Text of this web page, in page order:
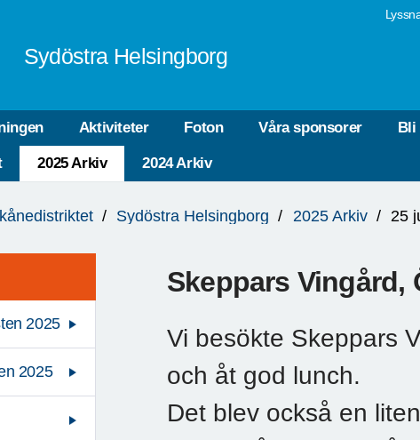
Sydöstra Helsingborg
Aktiviteter Foton Våra sponsorer Bli
2025 Arkiv 2024 Arkiv
Sydöstra Helsingborg 2025 Arkiv 25
2025
2025
Skeppars Vingård,
Vi besökte Skeppars
och åt god lunch.
Det blev också en